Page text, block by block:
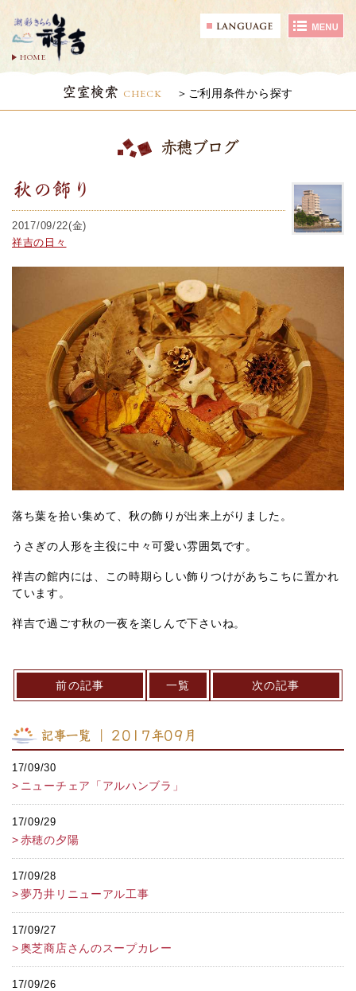
HOME
空室検索 CHECK ご利用条件から探す
赤穂ブログ
秋の飾り
2017/09/22(金)
祥吉の日々
落ち葉を拾い集めて、秋の飾りが出来上がりました。
うさぎの人形を主役に中々可愛い雰囲気です。
祥吉の館内には、この時期らしい飾りつけがあちこちに置かれ
ています。
祥吉で過ごす秋の一夜を楽しんで下さいね。
前の記事 一覧 次の記事
記事一覧 ｜ 2017年09月
17/09/30
ニューチェア「アルハンブラ」
17/09/29
赤穂の夕陽
17/09/28
夢乃井リニューアル工事
17/09/27
奥芝商店さんのスープカレー
17/09/26